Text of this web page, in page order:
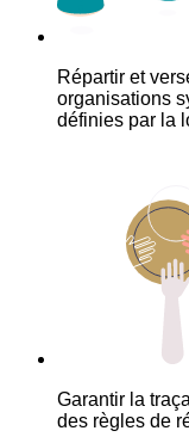
Répartir et
organisations
définies par la
Garantir la
des règles de